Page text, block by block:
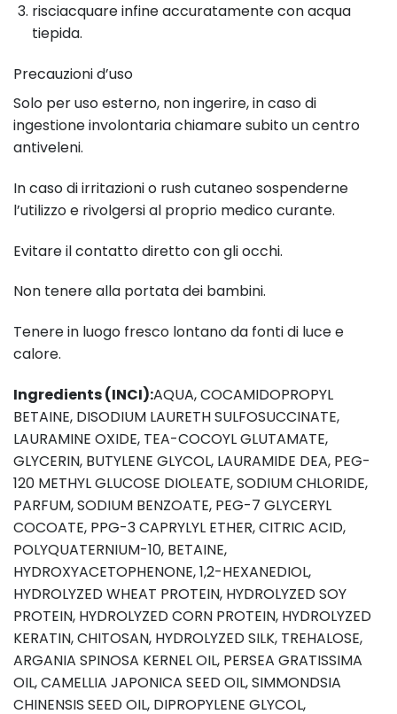
risciacquare infine accuratamente con acqua
tiepida.
Precauzioni d’uso
Solo per uso esterno, non ingerire, in caso di
ingestione involontaria chiamare subito un centro
antiveleni.
In caso di irritazioni o rush cutaneo sospenderne
l’utilizzo e rivolgersi al proprio medico curante.
Evitare il contatto diretto con gli occhi.
Non tenere alla portata dei bambini.
Tenere in luogo fresco lontano da fonti di luce e
calore.
Ingredients (INCI):AQUA, COCAMIDOPROPYL
BETAINE, DISODIUM LAURETH SULFOSUCCINATE,
LAURAMINE OXIDE, TEA-COCOYL GLUTAMATE,
GLYCERIN, BUTYLENE GLYCOL, LAURAMIDE DEA, PEG-
120 METHYL GLUCOSE DIOLEATE, SODIUM CHLORIDE,
PARFUM, SODIUM BENZOATE, PEG-7 GLYCERYL
COCOATE, PPG-3 CAPRYLYL ETHER, CITRIC ACID,
POLYQUATERNIUM-10, BETAINE,
HYDROXYACETOPHENONE, 1,2-HEXANEDIOL,
HYDROLYZED WHEAT PROTEIN, HYDROLYZED SOY
PROTEIN, HYDROLYZED CORN PROTEIN, HYDROLYZED
KERATIN, CHITOSAN, HYDROLYZED SILK, TREHALOSE,
ARGANIA SPINOSA KERNEL OIL, PERSEA GRATISSIMA
OIL, CAMELLIA JAPONICA SEED OIL, SIMMONDSIA
CHINENSIS SEED OIL, DIPROPYLENE GLYCOL,